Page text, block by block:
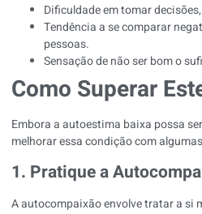
Dificuldade em tomar
Tendência a se comparar
pessoas.
Sensação de não ser bom o
Como Superar
Embora a autoestima baixa possa
melhorar essa condição com
1. Pratique a
A autocompaixão envolve tratar a si